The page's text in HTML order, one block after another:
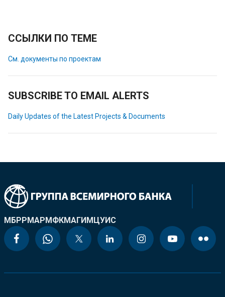
ССЫЛКИ ПО ТЕМЕ
См. документы по проектам
SUBSCRIBE TO EMAIL ALERTS
Daily Updates of the Latest Projects & Documents
МБРРМАРМФКМАГИМЦУИС